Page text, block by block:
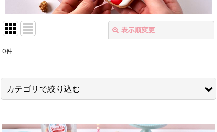
表示順変更
在庫あり
並び順:
絞り込む
0件
カテゴリで絞り込む